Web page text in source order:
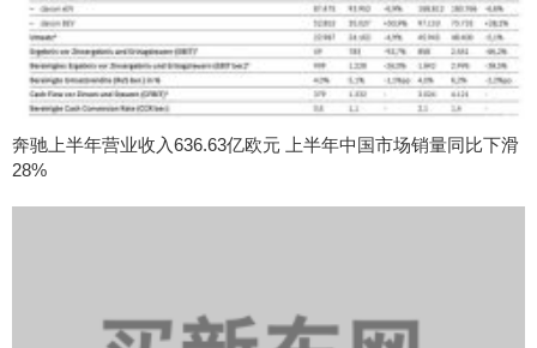
奔驰上半年营业收入636.63亿欧元 上半年中国市场销量同比下滑
28%